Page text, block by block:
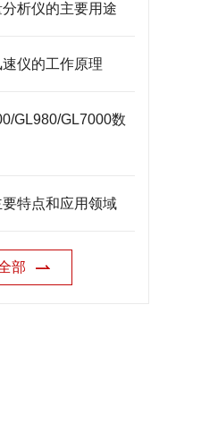
析仪的主要用途
仪的工作原理
GL980/GL7000数
特点和应用领域
部